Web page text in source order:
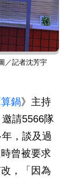
／記者沈芳宇
鍋》主持
請5566隊
，談及過
曾被要求
，「因為